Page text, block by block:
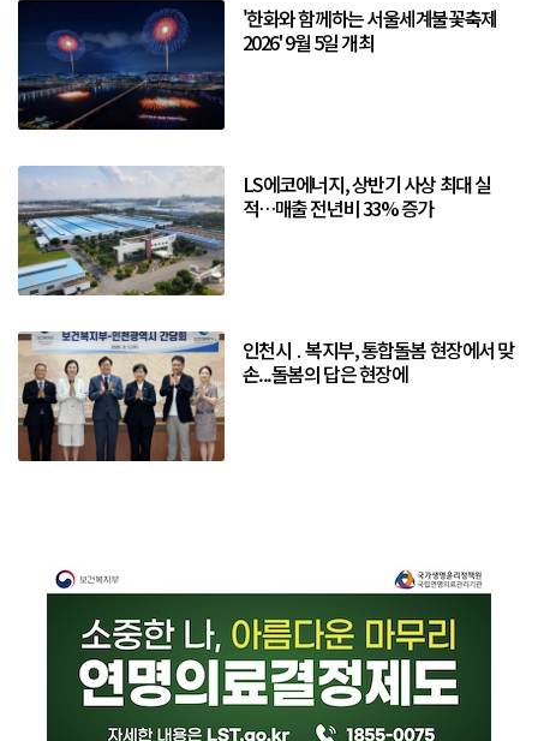
'한화와 함께하는 서울세계불꽃축제
2026' 9월 5일 개최
LS에코에너지, 상반기 사상 최대 실
적…매출 전년비 33% 증가
인천시 ․ 복지부, 통합돌봄 현장에서 맞
손...돌봄의 답은 현장에